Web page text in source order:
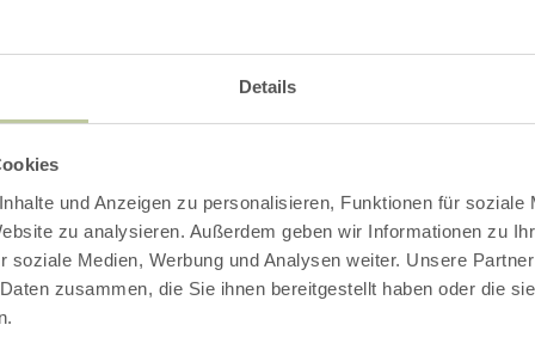
Details
und Anzeigen zu personalisieren, Funktionen für soziale
zu analysieren. Außerdem geben wir Informationen zu
soziale Medien, Werbung und Analysen weiter. Unsere
zusammen, die Sie ihnen bereitgestellt haben oder die